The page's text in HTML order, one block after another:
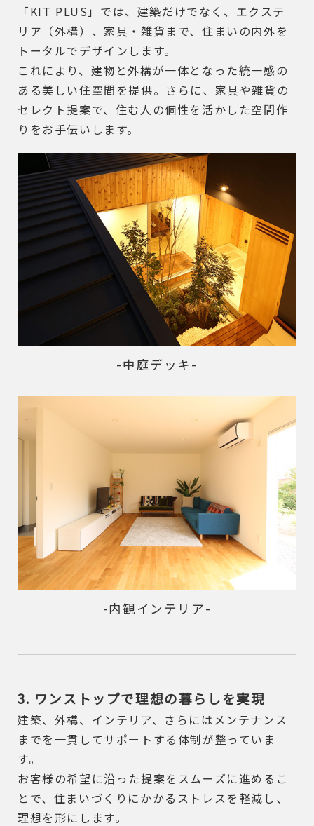
「KIT PLUS」では、建築だけでなく、エクステ
リア（外構）、家具・雑貨まで、住まいの内外を
トータルでデザインします。
これにより、建物と外構が一体となった統一感の
ある美しい住空間を提供。さらに、家具や雑貨の
セレクト提案で、住む人の個性を活かした空間作
りをお手伝いします。
-中庭デッキ-
-内観インテリア-
3. ワンストップで理想の暮らしを実現
建築、外構、インテリア、さらにはメンテナンス
までを一貫してサポートする体制が整っていま
す。
お客様の希望に沿った提案をスムーズに進めるこ
とで、住まいづくりにかかるストレスを軽減し、
理想を形にします。